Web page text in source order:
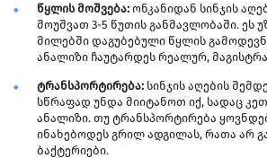
წყლის მოშვება: ონკანიდან სინჯის
მოუშვათ 3-5 წუთის განმავლობაში. ეს
მილებში დაგუბებული წყლის
ანალიზი ჩაუტარდეს რეალურ,
ტრანსპორტირება: სინჯის აღების
სწრაფად უნდა მიიტანოთ იქ, სადაც
ანალიზი. თუ ტრანსპორტირება
ინახებოდეს გრილ ადგილას, რათა არ
ბაქტერიები.